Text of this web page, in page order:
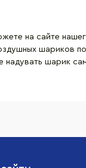
на сайте
шариков
шарик